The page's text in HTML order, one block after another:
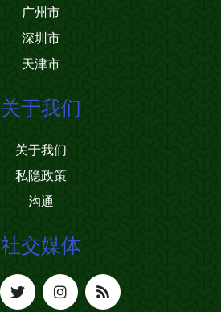
广州市
深圳市
天津市
关于我们
关于我们
私隐政策
沟通
社交媒体